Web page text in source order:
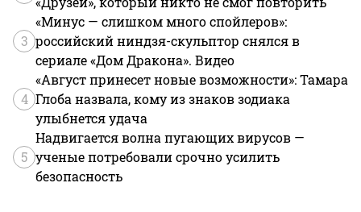
3
«Минус — слишком много спойлеров»:
российский ниндзя-скульптор снялся в
сериале «Дом Дракона». Видео
4
«Август принесет новые возможности»: Тамара
Глоба назвала, кому из знаков зодиака
улыбнется удача
5
Надвигается волна пугающих вирусов —
ученые потребовали срочно усилить
безопасность